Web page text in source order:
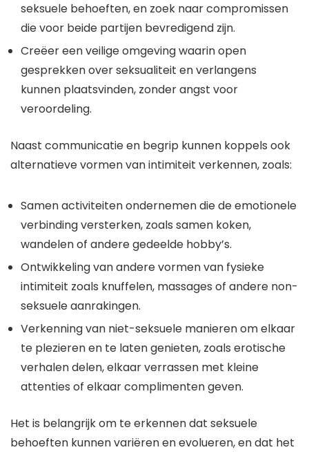
seksuele behoeften, en zoek naar compromissen
die voor beide partijen bevredigend zijn.
Creëer een veilige omgeving waarin open
gesprekken over seksualiteit en verlangens
kunnen plaatsvinden, zonder angst voor
veroordeling.
Naast communicatie en begrip kunnen koppels ook
alternatieve vormen van intimiteit verkennen, zoals:
Samen activiteiten ondernemen die de emotionele
verbinding versterken, zoals samen koken,
wandelen of andere gedeelde hobby’s.
Ontwikkeling van andere vormen van fysieke
intimiteit zoals knuffelen, massages of andere non-
seksuele aanrakingen.
Verkenning van niet-seksuele manieren om elkaar
te plezieren en te laten genieten, zoals erotische
verhalen delen, elkaar verrassen met kleine
attenties of elkaar complimenten geven.
Het is belangrijk om te erkennen dat seksuele
behoeften kunnen variëren en evolueren, en dat het